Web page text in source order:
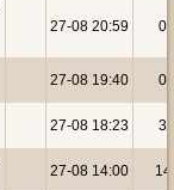
27-08 20:59 0
27-08 19:40 0
27-08 18:23 3
27-08 14:00 14